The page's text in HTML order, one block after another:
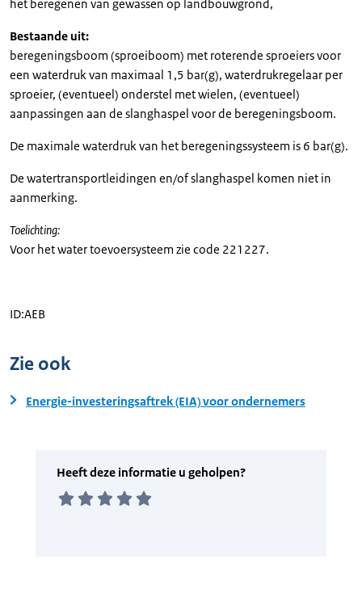
​het beregenen van gewassen op landbouwgrond,
Bestaande uit:
beregeningsboom (sproeiboom) met roterende sproeiers voor
een waterdruk van maximaal 1,5 bar(g), waterdrukregelaar per
sproeier, (eventueel) onderstel met wielen, (eventueel)
aanpassingen aan de slanghaspel voor de beregeningsboom.
De maximale waterdruk van het beregeningssysteem is 6 bar(g).
De watertransportleidingen en/of slanghaspel komen niet in
aanmerking.
Toelichting:
​Voor het water toevoersysteem zie code 221227.
ID:AEB
Zie ook
Energie-investeringsaftrek (EIA) voor ondernemers